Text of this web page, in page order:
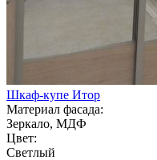
Шкаф-купе Итор
Материал фасада:
Зеркало, МДФ
Цвет:
Светлый